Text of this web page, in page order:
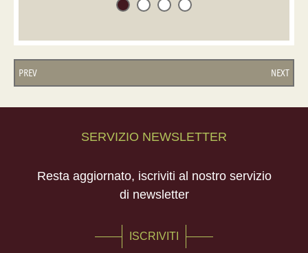
PREV NEXT
SERVIZIO NEWSLETTER
Resta aggiornato, iscriviti al nostro servizio
di newsletter
ISCRIVITI